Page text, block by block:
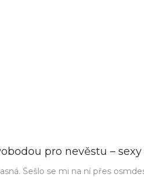
pro nevěstu –
Sešlo se mi na ní přes